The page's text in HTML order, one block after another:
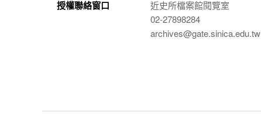
授權聯絡窗口
近史所檔案館閱覽室
02-27898284
archives@gate.sinica.edu.tw